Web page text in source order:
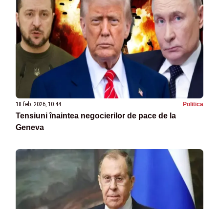
18 feb. 2026, 10:44 Politica
Tensiuni înaintea negocierilor de pace de la
Geneva